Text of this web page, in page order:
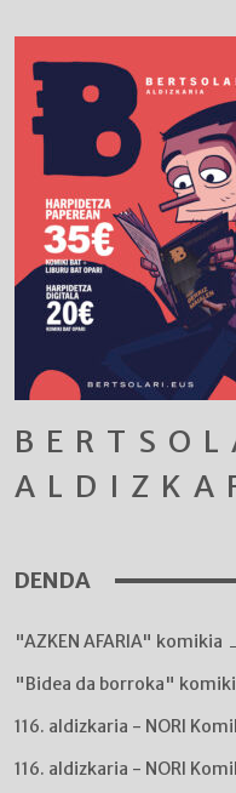
DENDA
"AZKEN AFARIA" komikia
"Bidea da borroka"
116. aldizkaria - NORI
116. aldizkaria - NORI